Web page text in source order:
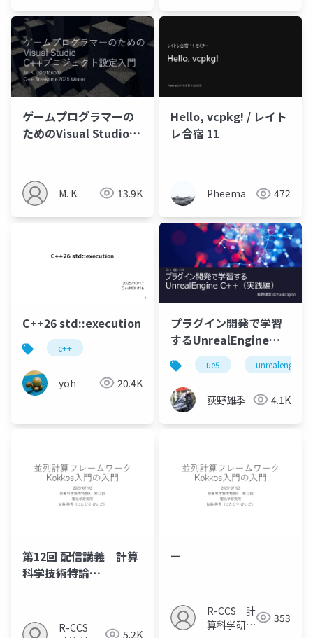
ゲームプログラマーの
ためのVisual Studio
M. K. 13.9K
Hello, vcpkg! / レイト
レ合宿 11
Pheema 472
C++26 std::execution
c++
yoh 20.4K
プラグイン開発で学習
するUnrealEngine
C++（実践編）
ue5 unrealengine5
荻野雄季 4.1K
第12回 配信講義 計算
科学技術特論
R-CCS
5.2K
ー
R-CCS 計
算科学研究
353